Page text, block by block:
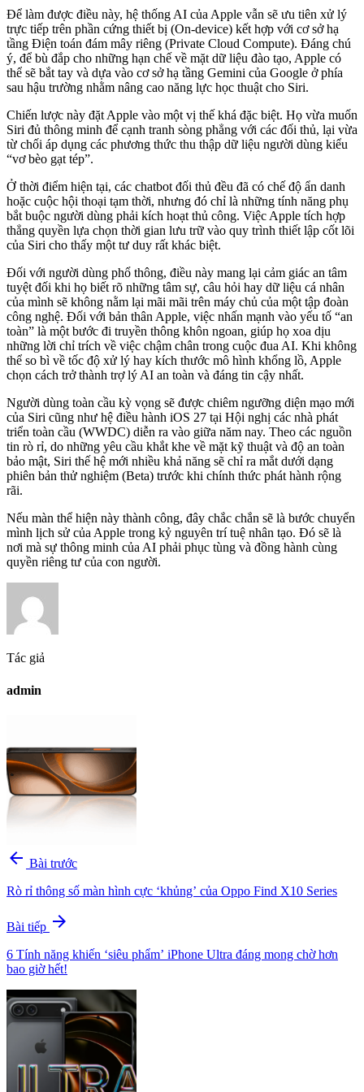
Để làm được điều này, hệ thống AI của Apple vẫn sẽ ưu tiên xử lý
trực tiếp trên phần cứng thiết bị (On-device) kết hợp với cơ sở hạ
tầng Điện toán đám mây riêng (Private Cloud Compute). Đáng chú
ý, để bù đắp cho những hạn chế về mặt dữ liệu đào tạo, Apple có
thể sẽ bắt tay và dựa vào cơ sở hạ tầng Gemini của Google ở phía
sau hậu trường nhằm nâng cao năng lực học thuật cho Siri.
Chiến lược này đặt Apple vào một vị thế khá đặc biệt. Họ vừa muốn
Siri đủ thông minh để cạnh tranh sòng phẳng với các đối thủ, lại vừa
từ chối áp dụng các phương thức thu thập dữ liệu người dùng kiểu
“vơ bèo gạt tép”.
Ở thời điểm hiện tại, các chatbot đối thủ đều đã có chế độ ẩn danh
hoặc cuộc hội thoại tạm thời, nhưng đó chỉ là những tính năng phụ
bắt buộc người dùng phải kích hoạt thủ công. Việc Apple tích hợp
thẳng quyền lựa chọn thời gian lưu trữ vào quy trình thiết lập cốt lõi
của Siri cho thấy một tư duy rất khác biệt.
Đối với người dùng phổ thông, điều này mang lại cảm giác an tâm
tuyệt đối khi họ biết rõ những tâm sự, câu hỏi hay dữ liệu cá nhân
của mình sẽ không nằm lại mãi mãi trên máy chủ của một tập đoàn
công nghệ. Đối với bản thân Apple, việc nhấn mạnh vào yếu tố “an
toàn” là một bước đi truyền thông khôn ngoan, giúp họ xoa dịu
những lời chỉ trích về việc chậm chân trong cuộc đua AI. Khi không
thể so bì về tốc độ xử lý hay kích thước mô hình khổng lồ, Apple
chọn cách trở thành trợ lý AI an toàn và đáng tin cậy nhất.
Người dùng toàn cầu kỳ vọng sẽ được chiêm ngưỡng diện mạo mới
của Siri cũng như hệ điều hành iOS 27 tại Hội nghị các nhà phát
triển toàn cầu (WWDC) diễn ra vào giữa năm nay. Theo các nguồn
tin rò rỉ, do những yêu cầu khắt khe về mặt kỹ thuật và độ an toàn
bảo mật, Siri thế hệ mới nhiều khả năng sẽ chỉ ra mắt dưới dạng
phiên bản thử nghiệm (Beta) trước khi chính thức phát hành rộng
rãi.
Nếu màn thể hiện này thành công, đây chắc chắn sẽ là bước chuyển
mình lịch sử của Apple trong kỷ nguyên trí tuệ nhân tạo. Đó sẽ là
nơi mà sự thông minh của AI phải phục tùng và đồng hành cùng
quyền riêng tư của con người.
Tác giả
admin
arrow_back Bài trước
Rò rỉ thông số màn hình cực ‘khủng’ của Oppo Find X10 Series
Bài tiếp arrow_forward
6 Tính năng khiến ‘siêu phẩm’ iPhone Ultra đáng mong chờ hơn
bao giờ hết!